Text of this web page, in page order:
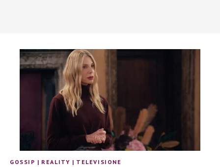
GOSSIP | REALITY | TELEVISIONE